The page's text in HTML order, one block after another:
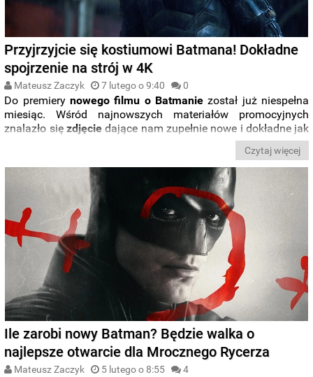
Przyjrzyjcie się kostiumowi Batmana! Dokładne
spojrzenie na strój w 4K
Mateusz Zaczyk 7 lutego o 9:40 0
Do premiery nowego filmu o Batmanie został już niespełna
miesiąc. Wśród najnowszych materiałów promocyjnych
znalazło się zdjęciedające nam zupełnie nowe i dokładne jak
strój nowego Mrocznego Rycerza
Czytaj więcej
Ile zarobi nowy Batman? Będzie walka o
najlepsze otwarcie dla Mrocznego Rycerza
Mateusz Zaczyk 5 lutego o 8:55 4